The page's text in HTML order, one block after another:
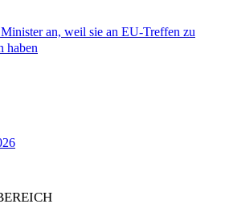
an, weil sie an EU-Treffen zu
haben